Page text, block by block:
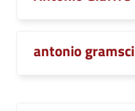
antonio gramsci